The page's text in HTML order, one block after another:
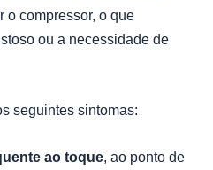
o compressor, o que
ou a necessidade de
seguintes sintomas:
ao toque, ao ponto de